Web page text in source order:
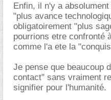
Enfin, il n'y a
"plus avance
obligatoirement "plus
pourrions etre confronté
comme l'a ete la
Je pense que beaucoup
contact" sans vraiment
signifier pour l'humanité.